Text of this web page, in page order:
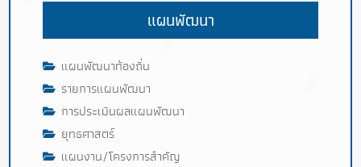
แผนพัฒนา
แผนพัฒนาท้องถิ่น
รายการแผนพัฒนา
การประเมินผลแผนพัฒนา
ยุทธศาสตร์
แผนงาน/โครงการสำคัญ